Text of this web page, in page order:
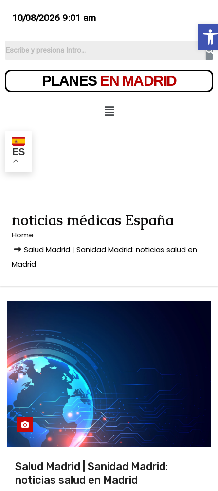
10/08/2026 9:01 am
PLANES EN MADRID
ES
noticias médicas España
Home
Salud Madrid | Sanidad Madrid: noticias salud en
Madrid
Salud Madrid | Sanidad Madrid:
noticias salud en Madrid